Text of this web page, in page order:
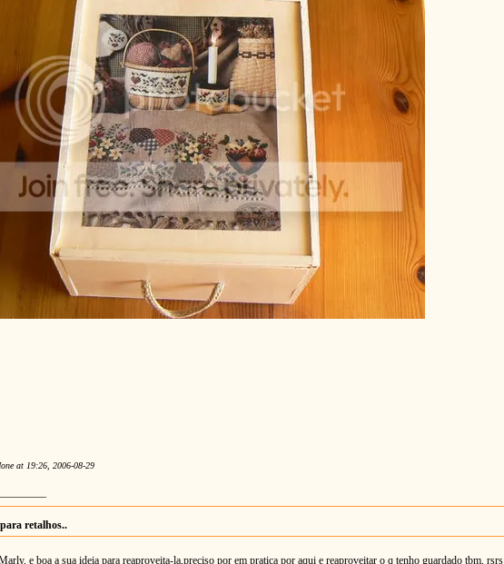
at 19:26, 2006-08-29
retalhos..
e boa a sua ideia para reaproveita-la,preciso por em pratica por aqui e reaproveitar o q tenho guardado tbm, rsrs